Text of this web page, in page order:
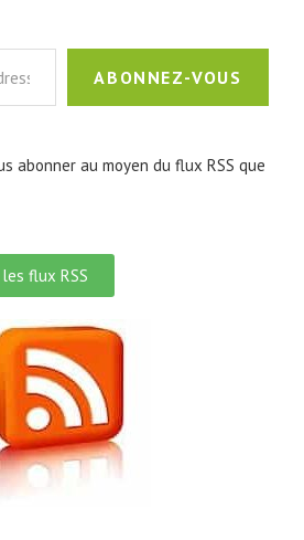
ABONNEZ-VOUS
abonner au moyen du flux RSS que
flux RSS